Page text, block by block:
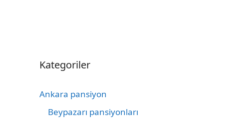
Kategoriler
Ankara pansiyon
Beypazarı pansiyonları